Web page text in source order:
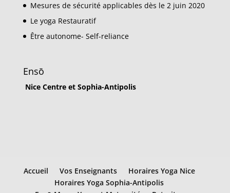
Mesures de sécurité applicables dès le 2 juin 2020
Le yoga Restauratif
Être autonome- Self-reliance
Ensō
Nice Centre et Sophia-Antipolis
Accueil Vos Enseignants
Horaires Yoga Nice
Horaires Yoga Sophia-Antipolis